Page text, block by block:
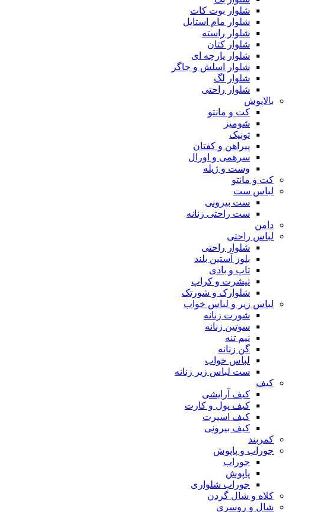
شلوار بوت کات
شلوار مام استایل
شلوار راسته
شلوار کتان
شلوار پارچه ای
شلوار اسلش و جاگر
شلوار لگ
شلوار راحتی
بالاپوش
کت و مانتو
شومیز
تونیک
پیراهن و کفتان
سرهمی و اورال
وست و ژیله
کت و مانتو
لباس ست
ست بیرونی
ست راحتی زنانه
دامن
لباس راحتی
شلوار راحتی
بلوز آستین بلند
تاپ و بادی
تیشرت و کراپ
شلوارک و شورتک
لباس زیر و لباس خواب
شورت زنانه
سوتین زنانه
نیم تنه
گن زنانه
لباس خواب
ست لباس زیر زنانه
کیف
کیف آرایشی
کیف پول و کارت
کیف اسپرت
کیف بیرونی
کمربند
جوراب و پاپوش
جوراب
پاپوش
جوراب شلواری
کلاه و شال گردن
شال و روسری